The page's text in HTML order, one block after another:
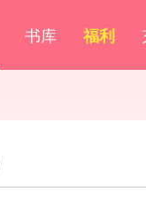
书库 福利